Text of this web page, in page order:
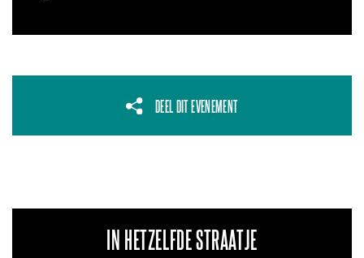
DEEL DIT EVENEMENT
IN HETZELFDE STRAATJE